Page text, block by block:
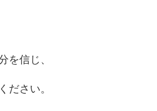
を信じ、
ださい。